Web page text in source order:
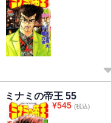
ミナミの帝王 55
¥545 (税込)